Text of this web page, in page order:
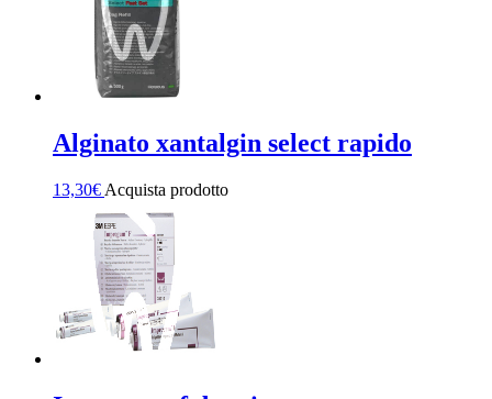
Alginato xantalgin select rapido
13,30€ Acquista prodotto